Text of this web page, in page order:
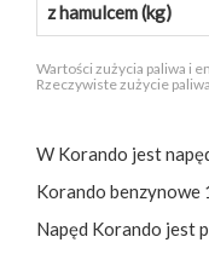
z hamulcem (kg)
Wartości zużycia paliwa i
Rzeczywiste zużycie
W Korando jest
Korando benzynowe
Napęd Korando jest